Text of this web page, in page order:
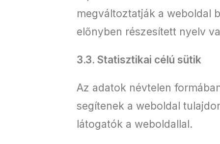
megváltoztatják a weboldal
előnyben részesített nyelv
3.3. Statisztikai célú sütik
Az adatok névtelen
segítenek a weboldal
látogatók a weboldallal.